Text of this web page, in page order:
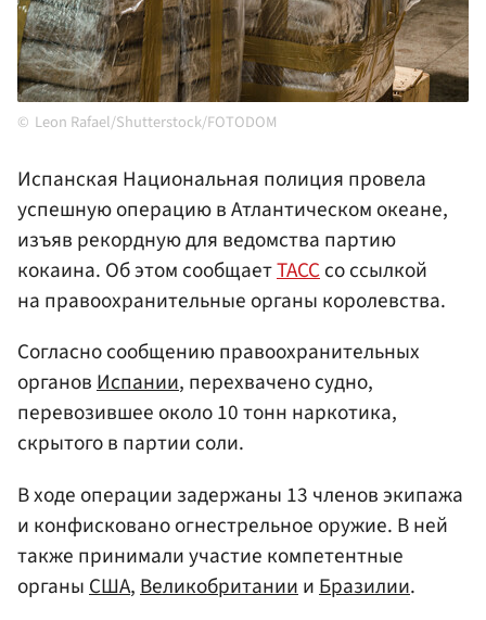
Leon Rafael/Shutterstock/FOTODOM
Испанская Национальная полиция провела
успешную операцию в Атлантическом океане,
изъяв рекордную для ведомства партию
кокаина. Об этом сообщаетТАССсо ссылкой
на правоохранительные органы королевства.
Согласно сообщению правоохранительных
органовИспании, перехвачено судно,
перевозившее около 10 тонн наркотика,
скрытого в партии соли.
В ходе операции задержаны 13 членов экипажа
и конфисковано огнестрельное оружие. В ней
также принимали участие компетентные
органы США, Великобритании и Бразилии.